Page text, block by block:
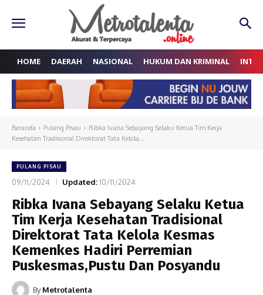
HOME DAERAH NASIONAL HUKUM DAN KRIMINAL
Beranda Pulang Pisau
Ribka Ivana Sebayang Selaku Ketua Tim Kerja
Kesehatan Tradisional Direktorat Tata Kelola...
PULANG PISAU
09/11/2024 Updated:10/11/2024
Ribka Ivana Sebayang Selaku Ketua
Tim Kerja Kesehatan Tradisional
Direktorat Tata Kelola Kesmas
Kemenkes Hadiri Perremian
Puskesmas,Pustu Dan Posyandu
By Metrotalenta